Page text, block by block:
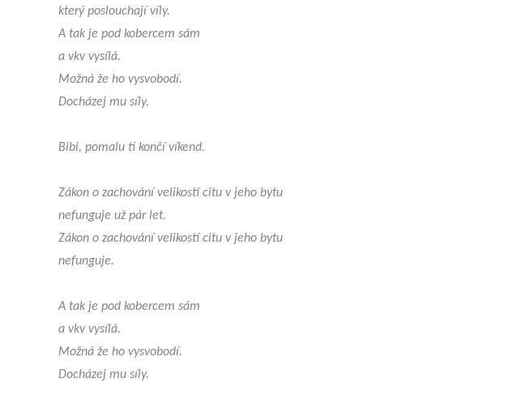
který poslouchají víly.
A tak je pod kobercem sám
a vkv vysílá.
Možná že ho vysvobodí.
Docházej mu síly.
Bibi, pomalu ti končí víkend.
Zákon o zachování velikosti citu v jeho bytu
nefunguje už pár let.
Zákon o zachování velikosti citu v jeho bytu
nefunguje.
A tak je pod kobercem sám
a vkv vysílá.
Možná že ho vysvobodí.
Docházej mu síly.